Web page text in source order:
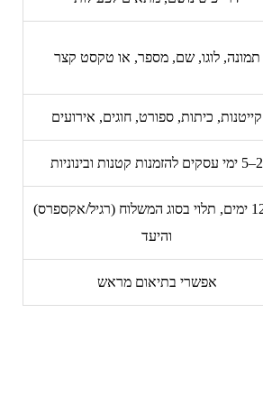
תמונה, לוגו, שם, מספר, או טקסט קצר
קייטנות, כיתות, ספורט, חוגים, אירועים
2–5 ימי עסקים להזמנות קטנות ובינוניות
2–12 ימים, תלוי בסוג המשלוח (רגיל/אקספרס)
והיעד
אפשרי בתיאום מראש